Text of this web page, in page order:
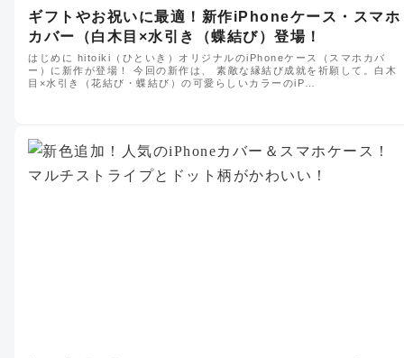
ギフトやお祝いに最適！新作iPhoneケース・スマホ
カバー（白木目×水引き（蝶結び）登場！
はじめに hitoiki（ひといき）オリジナルのiPhoneケース（スマホカバ
ー）に新作が登場！ 今回の新作は、 素敵な縁結び成就を祈願して。白木
目×水引き（花結び・蝶結び）の可愛らしいカラーのiP…